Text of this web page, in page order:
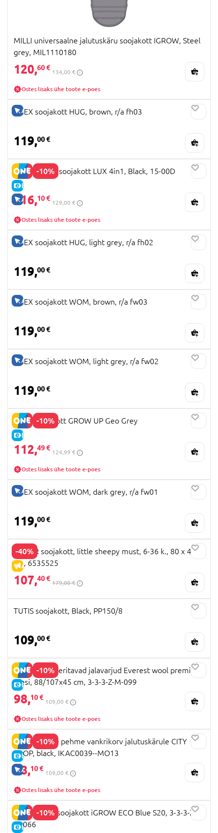
MILLI universaalne jalutuskäru soojakott IGROW, Steel
grey, MIL1110180
120,60 €
134,00 €
Ostes lisaks ühe toote e-poes
AINULT VEEBIS
ANEX soojakott HUG, brown, r/a fh03
119,00 €
-10%
E-HIND
AINULT VEEBIS
BABYTROLD soojakott LUX 4in1, Black, 15-00D
116,10 €
129,00 €
Ostes lisaks ühe toote e-poes
AINULT VEEBIS
ANEX soojakott HUG, light grey, r/a fh02
119,00 €
AINULT VEEBIS
ANEX soojakott WOM, brown, r/a fw03
119,00 €
AINULT VEEBIS
ANEX soojakott WOM, light grey, r/a fw02
119,00 €
-10%
E-HIND
MILLI soojakott GROW UP Geo Grey
112,49 €
124,99 €
Ostes lisaks ühe toote e-poes
AINULT VEEBIS
ANEX soojakott WOM, dark grey, r/a fw01
119,00 €
-40%
ALLAHINDLUS
KAISER soojakott, little sheepy must, 6-36 k., 80 x 40
cm, 6535525
107,40 €
179,00 €
TUTIS soojakott, Black, PP150/8
109,00 €
-10%
E-HIND
MILLI Reguleeritavad jalavarjud Everest wool premium,
mesi, 88/107x45 cm, 3-3-3-Z-M-099
98,10 €
109,00 €
Ostes lisaks ühe toote e-poes
-10%
E-HIND
AINULT VEEBIS
PEG PEREGO pehme vankrikorv jalutuskärule CITY
LOOP, black, IKAC0039--MO13
98,10 €
109,00 €
Ostes lisaks ühe toote e-poes
-10%
E-HIND
MILLI vankri soojakott iGROW ECO Blue S20, 3-3-3-Z-
M-066